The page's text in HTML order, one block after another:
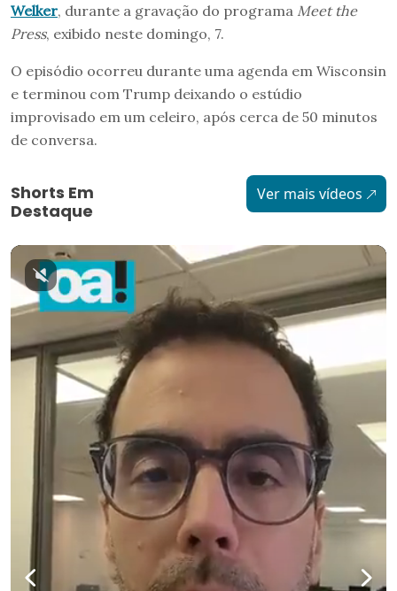
Welker, durante a gravação do programa Meet the
Press, exibido neste domingo, 7.
O episódio ocorreu durante uma agenda em Wisconsin
e terminou com Trump deixando o estúdio
improvisado em um celeiro, após cerca de 50 minutos
de conversa.
Shorts Em
Destaque
Ver mais vídeos